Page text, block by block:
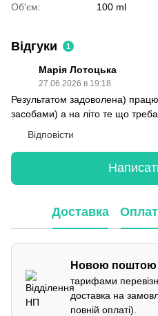
Об'єм:
100 ml
Відгуки 1
Марія Лотоцька
27.06.2026 в 19:18
Результатом задоволена)
засобами) а на літо те що
Відповісти
Доставка
Новою поштою
тарифами
доставка на
повній оплаті).